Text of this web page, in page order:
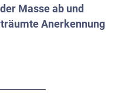
Masse ab und
Anerkennung